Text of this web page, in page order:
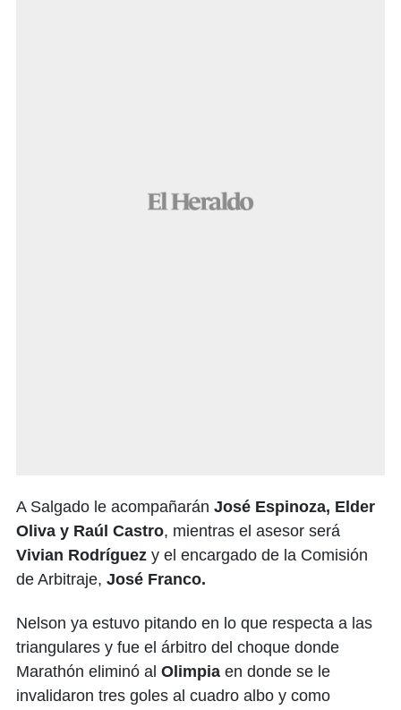
A Salgado le acompañarán José Espinoza, Elder
Oliva y Raúl Castro, mientras el asesor será
Vivian Rodríguez y el encargado de la Comisión
de Arbitraje, José Franco.
Nelson ya estuvo pitando en lo que respecta a las
triangulares y fue el árbitro del choque donde
Marathón eliminó al Olimpia en donde se le
invalidaron tres goles al cuadro albo y como